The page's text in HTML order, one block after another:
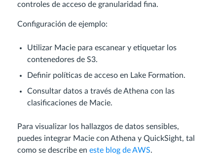
controles de acceso de granularidad fina.
Configuración de ejemplo:
Utilizar Macie para escanear y etiquetar los
contenedores de S3.
Definir políticas de acceso en Lake Formation.
Consultar datos a través de Athena con las
clasificaciones de Macie.
Para visualizar los hallazgos de datos sensibles,
puedes integrar Macie con Athena y QuickSight, tal
como se describe en este blog de AWS.